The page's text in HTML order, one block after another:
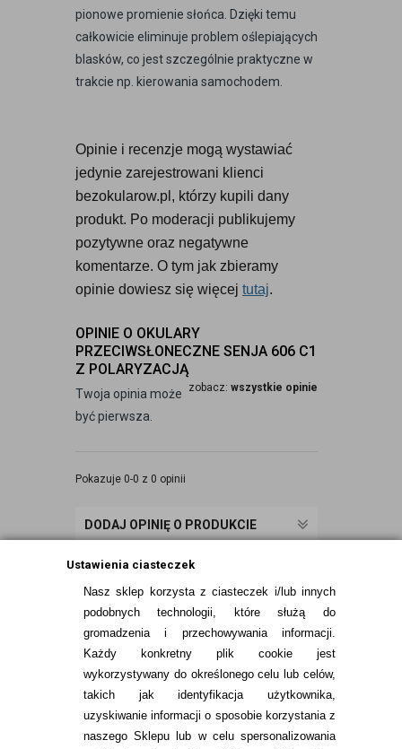
Ustawienia ciasteczek
Nasz sklep korzysta z ciasteczek i/lub innych
podobnych technologii, które służą do
gromadzenia i przechowywania informacji.
Każdy konkretny plik cookie jest
wykorzystywany do określonego celu lub celów,
takich jak identyfikacja użytkownika,
uzyskiwanie informacji o sposobie korzystania z
naszego Sklepu lub w celu spersonalizowania
pionowe promienie słońca. Dzięki temu
całkowicie eliminuje problem oślepiających
blasków, co jest szczególnie praktyczne w
trakcie np. kierowania samochodem.
Opinie i recenzje mogą wystawiać
jedynie zarejestrowani klienci
bezokularow.pl, którzy kupili dany
produkt. Po moderacji publikujemy
pozytywne oraz negatywne
komentarze. O tym jak zbieramy
opinie dowiesz się więcej tutaj.
OPINIE O OKULARY
PRZECIWSŁONECZNE SENJA 606 C1
Z POLARYZACJĄ
zobacz: wszystkie opinie
Twoja opinia może
być pierwsza.
Pokazuje 0-0 z 0 opinii
DODAJ OPINIĘ O PRODUKCIE
INFORMACJE KONTAKTOWE